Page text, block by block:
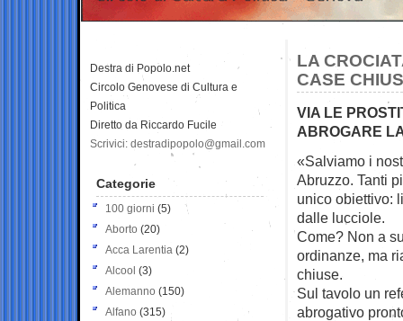
LA
CASE
VIA LE
ABROGARE
«Salviamo i
Abruzzo. Tanti
unico obiettivo:
dalle lucciole.
Come? Non a
ordinanze, ma
chiuse.
Sul tavolo un
abrogativo
Destra di Popolo.net
Circolo Genovese di Cultura e
Politica
Diretto da Riccardo Fucile
Scrivici: destradipopolo@gmail.com
Categorie
100 giorni (5)
Aborto (20)
Acca Larentia (2)
Alcool (3)
Alemanno (150)
Alfano (315)